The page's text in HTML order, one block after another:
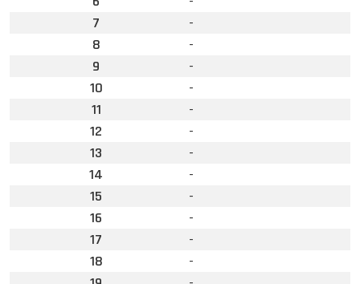
7
-
8
-
9
-
10
-
11
-
12
-
13
-
14
-
15
-
16
-
17
-
18
-